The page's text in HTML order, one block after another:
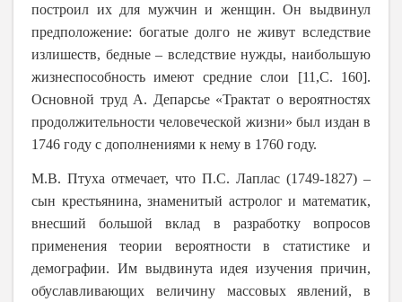
построил их для мужчин и женщин. Он выдвинул
предположение: богатые долго не живут вследствие
излишеств, бедные – вследствие нужды, наибольшую
жизнеспособность имеют средние слои [11,С. 160].
Основной труд А. Депарсье «Трактат о вероятностях
продолжительности человеческой жизни» был издан в
1746 году с дополнениями к нему в 1760 году.
М.В. Птуха отмечает, что П.С. Лаплас (1749-1827) –
сын крестьянина, знаменитый астролог и математик,
внесший большой вклад в разработку вопросов
применения теории вероятности в статистике и
демографии. Им выдвинута идея изучения причин,
обуславливающих величину массовых явлений, в